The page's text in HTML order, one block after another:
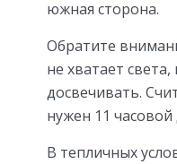
южная сторона.
Обратите
не хватает
досвечивать.
нужен 11 часовой
В тепличных